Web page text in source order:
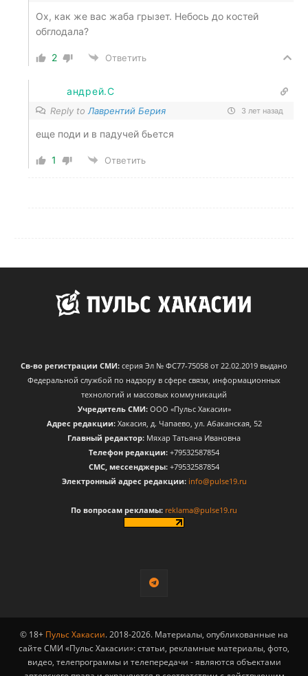
Ох, как же вас жаба грызет. Небось до костей
обглодала?
2 Ответить
андрей.С
Reply toЛаврентий Берия 3 лет назад
еще поди и в падучей бьется
1 Ответить
Св-во регистрации СМИ: серия Эл № ФС77-75058 от 22.02.2019 выдано
Федеральной службой по надзору в сфере связи, информационных
технологий и массовых коммуникаций
Учредитель СМИ:ООО «Пульс Хакасии»
Адрес редакции:Хакасия, д. Чапаево, ул. Абаканская, 52
Главный редактор: Мяхар Татьяна Ивановна
Телефон редакции: +79532587854
CМС, мессенджеры: +79532587854
Электронный адрес редакции: info@pulse19.ru
По вопросам рекламы: reklama@pulse19.ru
© 18+ Пульс Хакасии. 2018-2026. Материалы, опубликованные на
сайте СМИ «Пульс Хакасии»: статьи, рекламные материалы, фото,
видео, телепрограммы и телепередачи - являются объектами